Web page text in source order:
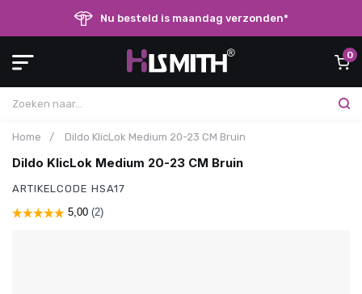
Nu besteld is maandag verzonden*
0
Home / Dildo KlicLok Medium 20-23 CM Bruin
Dildo KlicLok Medium 20-23 CM Bruin
ARTIKELCODE HSA17